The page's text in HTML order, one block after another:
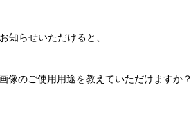
らせいただけると、
のご使用用途を教えていただけますか？